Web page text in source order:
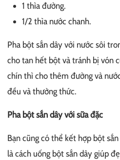
1 thìa đường.
1/2 thìa nước chanh.
Pha bột sắn dây với nước sôi
cho tan hết bột và tránh bị vón
chín thì cho thêm đường và
đều và thưởng thức.
Pha bột sắn dây với sữa đặc
Bạn cũng có thể kết hợp bột
là cách uống bột sắn dây giúp